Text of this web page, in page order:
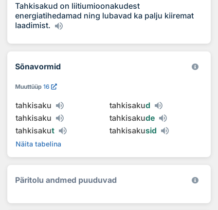
Tahkisakud on liitiumioonakudest
energiatihedamad ning lubavad ka palju kiiremat
laadimist.
Sõnavormid
Muuttüüp 16
tahkisaku tahkisakud
tahkisaku
tahkisakude
tahkisakut tahkisakusid
Näita tabelina
Päritolu andmed puuduvad